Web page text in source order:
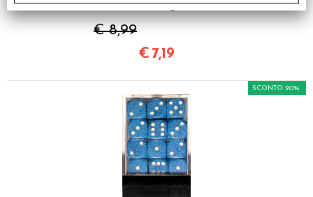
Vulcano Argento
€ 8,99
€ 7,19
SCONTO 20%